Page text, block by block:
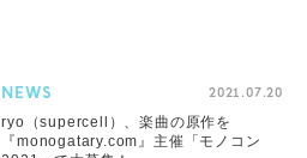
NEWS 2021.07.20
ryo（supercell）、楽曲の原作を
『monogatary.com』主催「モノコン